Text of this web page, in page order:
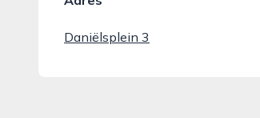
Daniëlsplein 3